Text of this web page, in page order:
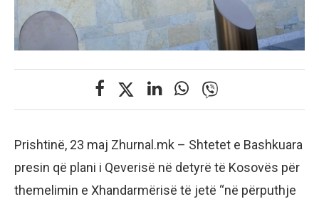
Prishtinë, 23 maj Zhurnal.mk – Shtetet e Bashkuara
presin që plani i Qeverisë në detyrë të Kosovës për
themelimin e Xhandarmërisë të jetë “në përputhje